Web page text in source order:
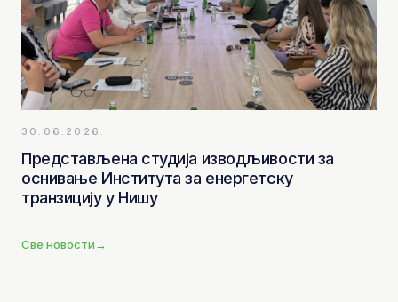
30.06.2026.
Представљена студија изводљивости за
оснивање Института за енергетску
транзицију у Нишу
Све новости→